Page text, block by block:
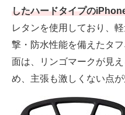
したハードタイプの
レタンを使用しており、
撃・防水性能を備えたタ
面は、リンゴマークが見
め、主張も激しくない点が